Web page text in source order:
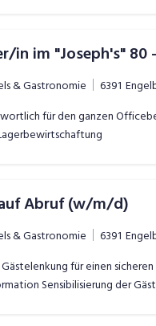
in im "Joseph's"
& Gastronomie 6391
für den ganzen
Abruf (w/m/d)
& Gastronomie 6391
für einen
Sensibilisierung der